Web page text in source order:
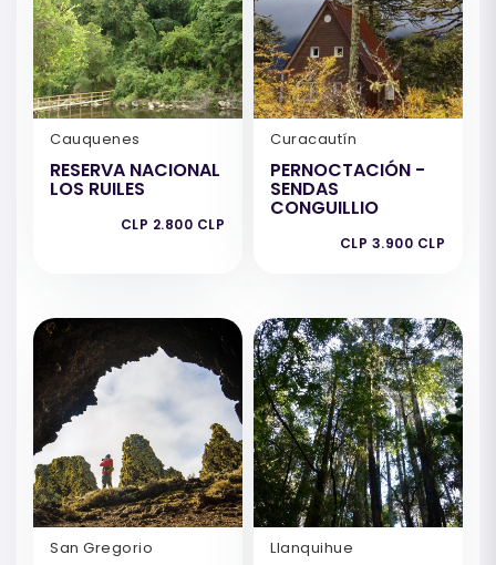
Cauquenes
RESERVA NACIONAL
LOS RUILES
CLP 2.800 CLP
Curacautín
PERNOCTACIÓN -
SENDAS
CONGUILLIO
CLP 3.900 CLP
San Gregorio Llanquihue